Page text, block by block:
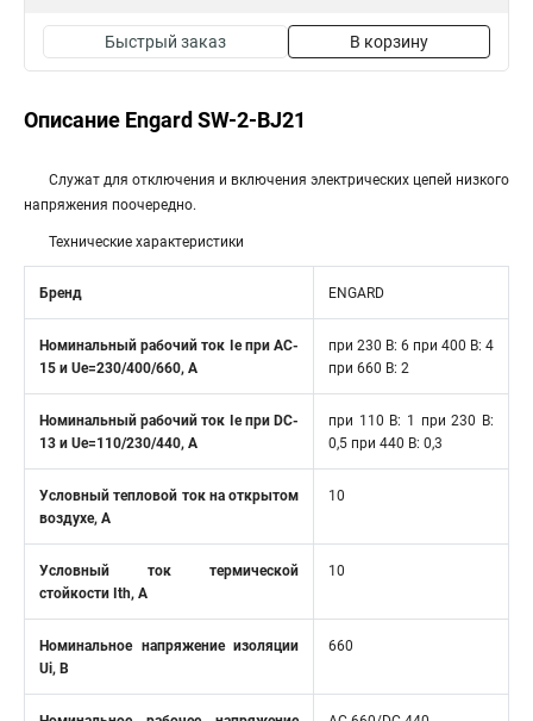
Быстрый заказ В корзину
Описание Engard SW-2-BJ21
Служат для отключения и включения электрических цепей низкого
напряжения поочередно.
Технические характеристики
Бренд ENGARD
Номинальный рабочий ток Ie при AC-
15 и Ue=230/400/660, A
при 230 В: 6 при 400 В: 4
при 660 В: 2
Номинальный рабочий ток Ie при DC-
13 и Ue=110/230/440, A
при 110 В: 1 при 230 В:
0,5 при 440 В: 0,3
Условный тепловой ток на открытом
воздухе, А
10
Условный ток термической
стойкости Ith, А
10
Номинальное напряжение изоляции
Ui, В
660